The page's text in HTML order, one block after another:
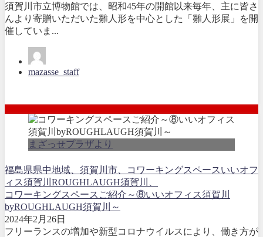
須賀川市立博物館では、昭和45年の開館以来毎年、主に皆さ
んより寄贈いただいた雛人形を中心とした「雛人形展」を開
催していま...
mazasse_staff
まざっせプラザより
福島県県中地域、 須賀川市、コワーキングスペースいいオフ
ィス須賀川ROUGHLAUGH須賀川、
コワーキングスペースご紹介～⑧いいオフィス須賀川
byROUGHLAUGH須賀川～
2024年2月26日
フリーランスの増加や新型コロナウイルスにより、働き方が